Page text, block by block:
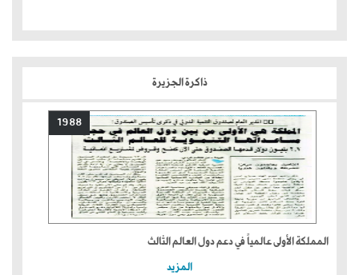
ذاكرة الجزيرة
1988
المملكة الأولى عالمياً في دعم دول العالم الثالث
المزيد